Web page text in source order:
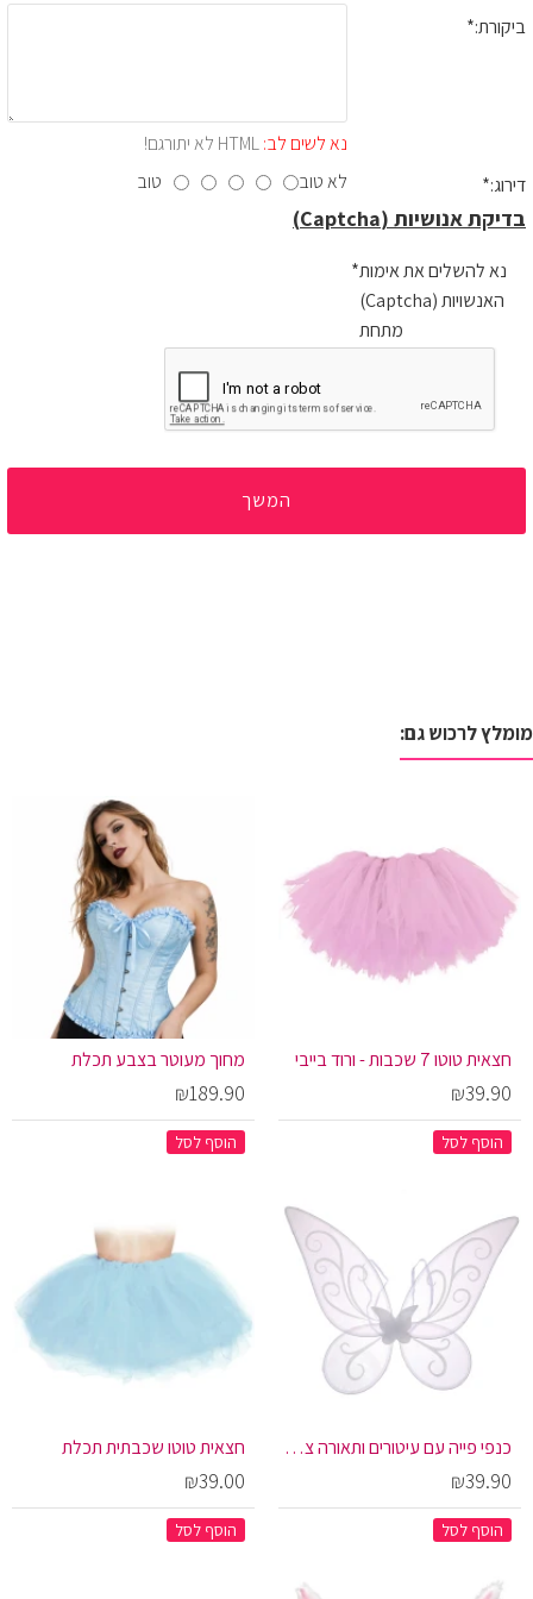
ביקורת:
נא לשים לב:
דירוג:
לא טוב טוב
בדיקת אנושיות (Captcha)
נא להשלים את אימות
האנשויות (Captcha)
מתחת
המשך
מומלץ לרכוש גם:
חצאית טוטו 7 שכבות - ורוד בייבי
₪39.90
הוסף לסל
מחוך מעוטר בצבע תכלת
₪189.90
הוסף לסל
כנפי פייה עם עיטורים ותאורה צבעונית בצבע לבן
₪39.90
הוסף לסל
חצאית טוטו שכבתית תכלת
₪39.00
הוסף לסל